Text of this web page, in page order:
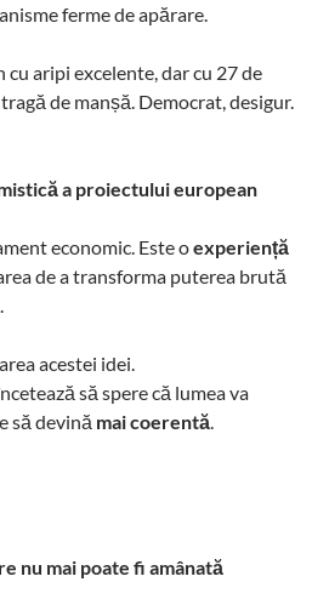
ferme de apărare.
cu aripi excelente, dar cu 27 de
de manșă. Democrat, desigur.
a proiectului european
economic. Este oexperiență
de a transforma puterea brută
acestei idei.
să spere că lumea va
să devină mai coerentă
nu mai poate fi amânată